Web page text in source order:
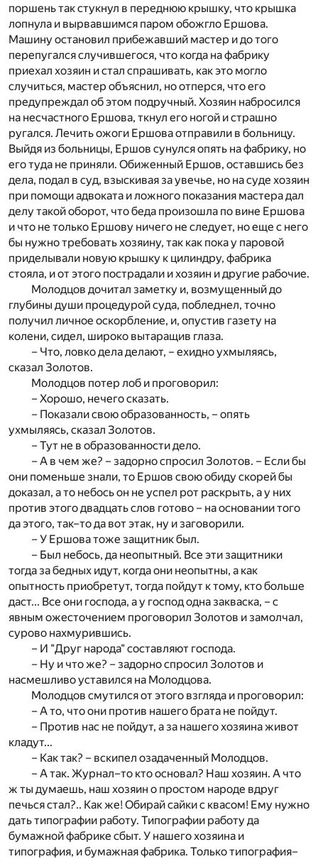
поршень так стукнул в переднюю крышку, что крышка
лопнула и вырвавшимся паром обожгло Ершова.
Машину остановил прибежавший мастер и до того
перепугался случившегося, что когда на фабрику
приехал хозяин и стал спрашивать, как это могло
случиться, мастер объяснил, но отперся, что его
предупреждал об этом подручный. Хозяин набросился
на несчастного Ершова, ткнул его ногой и страшно
ругался. Лечить ожоги Ершова отправили в больницу.
Выйдя из больницы, Ершов сунулся опять на фабрику, но
его туда не приняли. Обиженный Ершов, оставшись без
дела, подал в суд, взыскивая за увечье, но на суде хозяин
при помощи адвоката и ложного показания мастера дал
делу такой оборот, что беда произошла по вине Ершова
и что не только Ершову ничего не следует, но еще с него
бы нужно требовать хозяину, так как пока у паровой
приделывали новую крышку к цилиндру, фабрика
стояла, и от этого пострадали и хозяин и другие рабочие.
Молодцов дочитал заметку и, возмущенный до
глубины души процедурой суда, побледнел, точно
получил личное оскорбление, и, опустив газету на
колени, сидел, широко вытаращив глаза.
– Что, ловко дела делают, – ехидно ухмыляясь,
сказал Золотов.
Молодцов потер лоб и проговорил:
– Хорошо, нечего сказать.
– Показали свою образованность, – опять
ухмыляясь, сказал Золотов.
– Тут не в образованности дело.
– А в чем же? – задорно спросил Золотов. – Если бы
они поменьше знали, то Ершов свою обиду скорей бы
доказал, а то небось он не успел рот раскрыть, а у них
против этого двадцать слов готово – на основании того
да этого, так–то да вот этак, ну и заговорили.
– У Ершова тоже защитник был.
– Был небось, да неопытный. Все эти защитники
тогда за бедных идут, когда они неопытны, а как
опытность приобретут, тогда пойдут к тому, кто больше
даст... Все они господа, а у господ одна закваска, – с
явным ожесточением проговорил Золотов и замолчал,
сурово нахмурившись.
– И "Друг народа" составляют господа.
– Ну и что же? – задорно спросил Золотов и
насмешливо уставился на Молодцова.
Молодцов смутился от этого взгляда и проговорил:
– А то, что они против нашего брата не пойдут.
– Против нас не пойдут, а за нашего хозяина живот
кладут...
– Как так? – вскипел озадаченный Молодцов.
– А так. Журнал–то кто основал? Наш хозяин. А что
ж ты думаешь, наш хозяин о простом народе вдруг
печься стал?.. Как же! Обирай сайки с квасом! Ему нужно
дать типографии работу. Типографии работу да
бумажной фабрике сбыт. У нашего хозяина и
типография, и бумажная фабрика. Только типография–